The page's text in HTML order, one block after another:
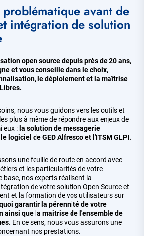
avant de
intégration de solution
open source depuis près de 20 ans,
et vous conseille dans le choix,
le déploiement et la maîtrise
nous vous guidons vers les outils et
plus à même de répondre aux enjeux de
eux : la solution de messagerie
logiciel de GED Alfresco et l'ITSM GLPI.
une feuille de route en accord avec
et les particularités de votre
nos experts réalisent la
de votre solution Open Source et
et la formation de vos utilisateurs sur
garantir la pérennité de votre
ainsi que la maitrise de l'ensemble de
En ce sens, nous vous assurons une
nos prestations.